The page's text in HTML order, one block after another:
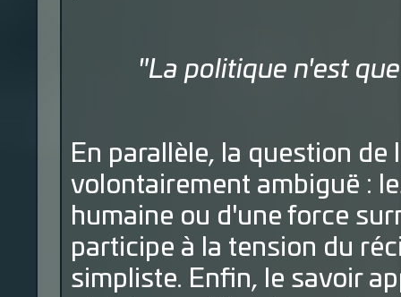
"La politique n'est
En parallèle, la question
volontairement ambiguë :
humaine ou d'une force
participe à la tension du
simpliste. Enfin, le savoir